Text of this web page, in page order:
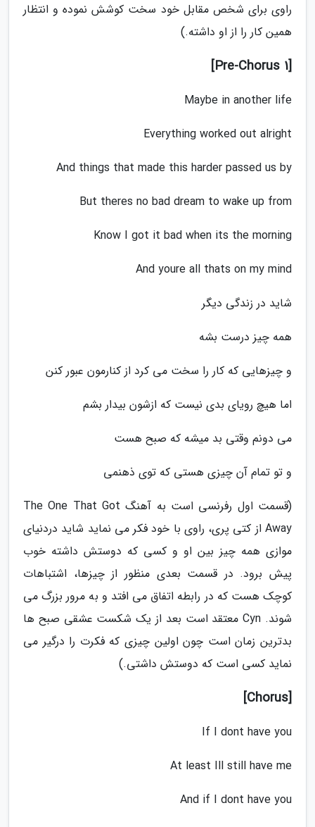
راوی برای شخص مقابل خود سخت کوشش نموده و انتظار
همین کار را از او داشته.)
[Pre-Chorus 1]
Maybe in another life
Everything worked out alright
And things that made this harder passed us by
But theres no bad dream to wake up from
Know I got it bad when its the morning
And youre all thats on my mind
شاید در زندگی دیگر
همه چیز درست بشه
و چیزهایی که کار را سخت می کرد از کنارمون عبور کنن
اما هیچ رویای بدی نیست که ازشون بیدار بشم
می دونم وقتی بد میشه که صبح هست
و تو تمام آن چیزی هستی که توی ذهنمی
(قسمت اول رفرنسی است به آهنگ The One That Got
Away از کتی پری، راوی با خود فکر می نماید شاید دردنیای
موازی همه چیز بین او و کسی که دوستش داشته خوب
پیش برود. در قسمت بعدی منظور از چیزها، اشتباهات
کوچک هست که در رابطه اتفاق می افتد و به مرور بزرگ می
شوند. Cyn معتقد است بعد از یک شکست عشقی صبح ها
بدترین زمان است چون اولین چیزی که فکرت را درگیر می
نماید کسی است که دوستش داشتی.)
[Chorus]
If I dont have you
At least Ill still have me
And if I dont have you